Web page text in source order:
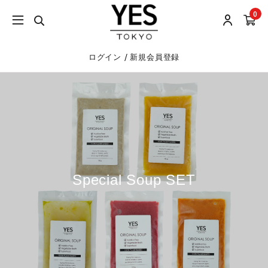
0
ログイン / 新規会員登録
Special Soup SET